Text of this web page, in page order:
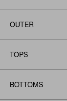
OUTER
TOPS
BOTTOMS